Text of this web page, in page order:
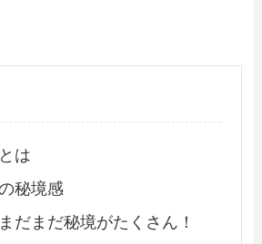
は
秘境感
だまだ秘境がたくさん！